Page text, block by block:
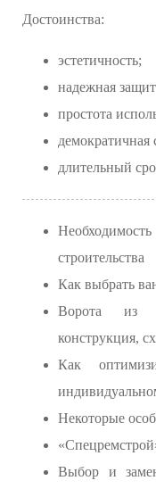
Достоинства:
эстетичность;
надежная
простота
демократичная
длительный
строительства
Как выбрать
Ворота из
конструкция,
Как
Некоторые
Выбор и